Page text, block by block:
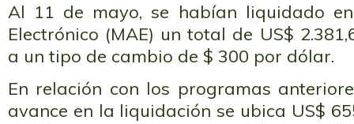
Al 11 de mayo, se habían liquidado
Electrónico (MAE) un total de US$
a un tipo de cambio de $ 300 por dólar.
En relación con los programas
avance en la liquidación se ubica US$